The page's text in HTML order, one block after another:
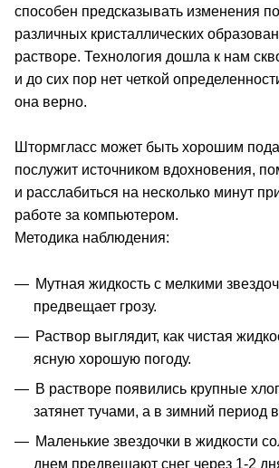
способен предсказывать изменения
различных кристаллических
растворе. Технология дошла к нам
и до сих пор нет четкой
она верно.
Штормгласс может быть хорошим
послужит источником вдохновения,
и расслабиться на несколько минут
работе за компьютером.
Методика наблюдения:
Мутная жидкость с мелкими
предвещает грозу.
Раствор выглядит, как чистая
ясную хорошую погоду.
В растворе появились крупные
затянет тучами, а в зимний период
Маленькие звездочки в жидкости
днем предвещают снег через 1-2